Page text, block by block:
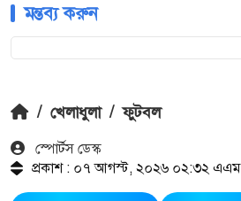
মন্তব্য করুন
/ খেলাধুলা / ফুটবল
স্পোর্টস ডেস্ক
প্রকাশ : ০৭ আগস্ট, ২০২৬ ০২:৩২ এএম